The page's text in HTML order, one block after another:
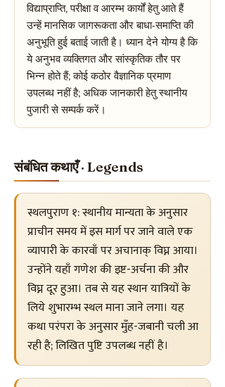
विद्याप्राप्ति, परीक्षा व आरम्भ कार्यों हेतु आते हैं
उन्हें मानसिक जागरूकता और बाधा-समाप्ति की
अनुभूति हुई बताई जाती है। ध्यान देने योग्य है कि
ये अनुभव व्यक्तिगत और सांस्कृतिक तौर पर
भिन्न होते हैं; कोई कठोर वैज्ञानिक प्रमाण
उपलब्ध नहीं है; अधिक जानकारी हेतु स्थानीय
पुजारी से सम्पर्क करें।
संबंधित कथाएँ · Legends
स्थलपुराण १: स्थानीय मान्यता के अनुसार
प्राचीन समय में इस मार्ग पर जाने वाले एक
व्यापारी के कारवाँ पर अचानाक् विघ्न आया।
उन्होंने यहाँ गणेश की इष्ट-अर्चना की और
विघ्न दूर हुआ। तब से यह स्थान यात्रियों के
लिये शुभारम्भ स्थल माना जाने लगा। यह
कथा परंपरा के अनुसार मुँह-जबानी चली आ
रही है; लिखित पुष्टि उपलब्ध नहीं है।